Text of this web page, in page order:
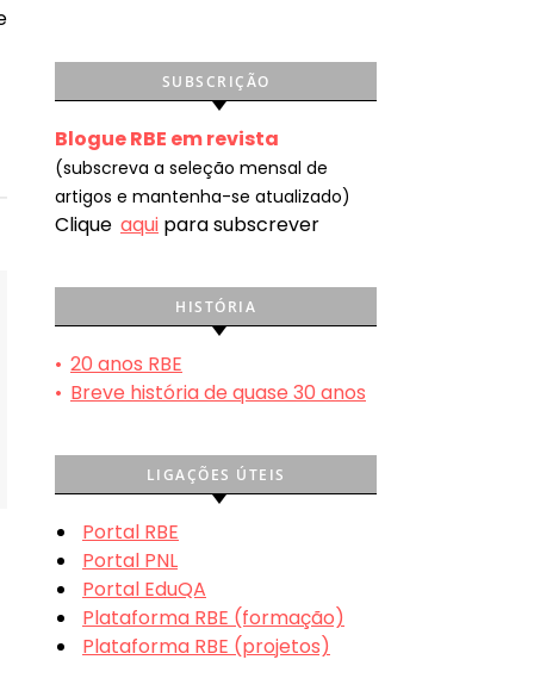
SUBSCRIÇÃO
Blogue RBE em revista
(subscreva a seleção mensal de
artigos e mantenha-se atualizado)
Clique aqui para subscrever
HISTÓRIA
• 20 anos RBE
• Breve história de quase 30 anos
LIGAÇÕES ÚTEIS
Portal RBE
Portal PNL
Portal EduQA
Plataforma RBE (formação)
Plataforma RBE (projetos)